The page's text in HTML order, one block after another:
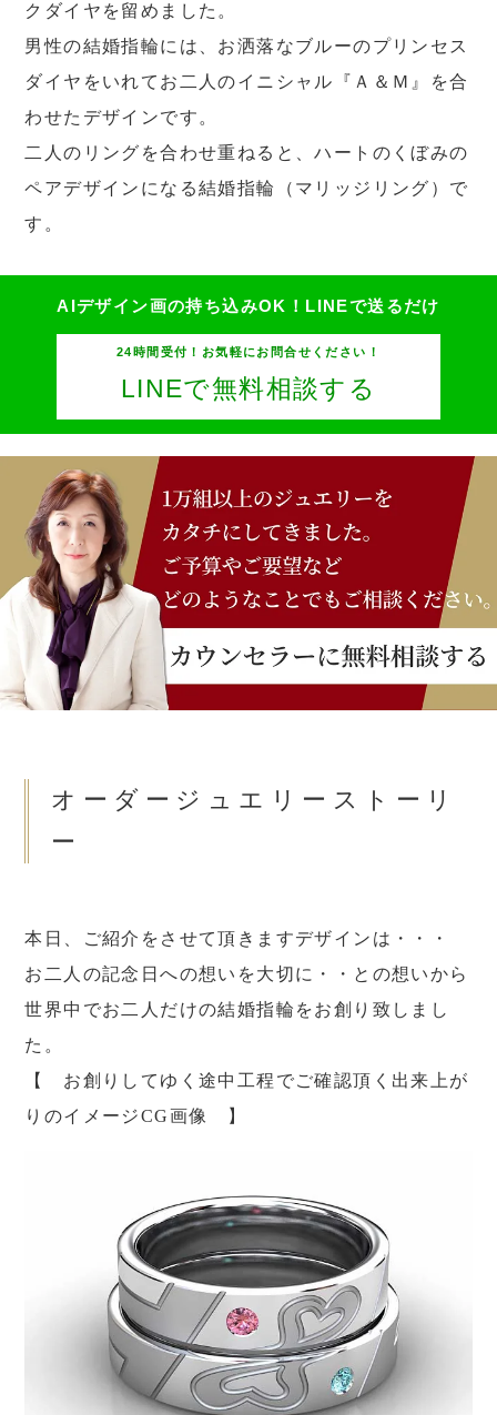
クダイヤを留めました。
男性の結婚指輪には、お洒落なブルーのプリンセス
ダイヤをいれてお二人のイニシャル『Ａ＆Ｍ』を合
わせたデザインです。
二人のリングを合わせ重ねると、ハートのくぼみの
ペアデザインになる結婚指輪（マリッジリング）で
す。
AIデザイン画の持ち込みOK！ LINEで送るだけ
24時間受付！お気軽にお問合せください！
LINEで無料相談する
オーダージュエリーストーリ
ー
本日、ご紹介をさせて頂きますデザインは・・・
お二人の記念日への想いを大切に・・との想いから
世界中でお二人だけの結婚指輪をお創り致しまし
た。
【 お創りしてゆく途中工程でご確認頂く出来上が
りのイメージCG画像 】